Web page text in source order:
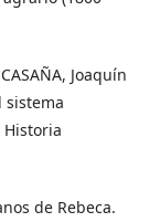
Joaquín
sistema
Historia
de Rebeca.